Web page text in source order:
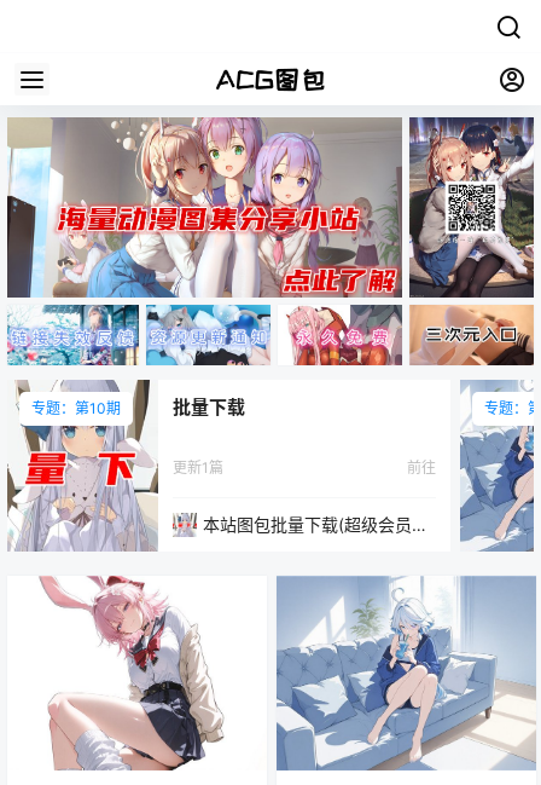
专题：第10期 批量下载
更新1篇 前往
本站图包批量下载(超级会员专
专题：